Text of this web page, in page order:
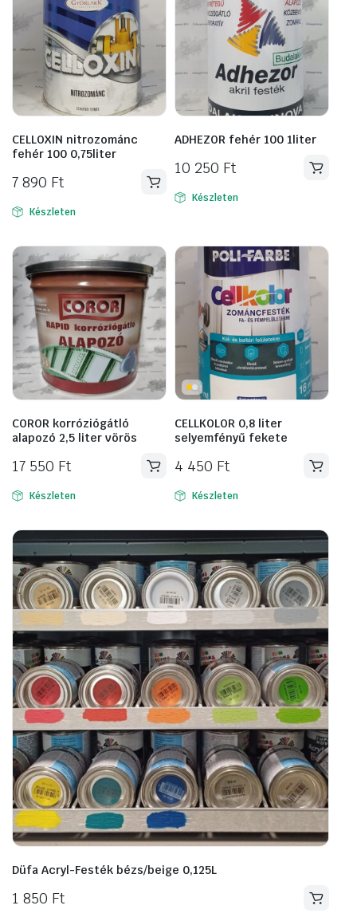
CELLOXIN nitrozománc
fehér 100 0,75liter
7 890 Ft
Készleten
ADHEZOR fehér 100 1liter
10 250 Ft
Készleten
COROR korróziógátló
alapozó 2,5 liter vörös
17 550 Ft
Készleten
CELLKOLOR 0,8 liter
selyemfényű fekete
4 450 Ft
Készleten
Düfa Acryl-Festék bézs/beige 0,125L
1 850 Ft